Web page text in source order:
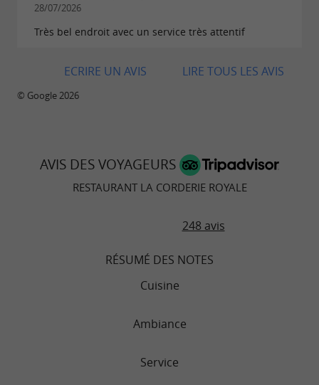
28/07/2026
Très bel endroit avec un service très attentif
LIRE TOUS LES AVIS
ECRIRE UN AVIS
© Google 2026
AVIS DES VOYAGEURS
RESTAURANT LA CORDERIE ROYALE
248 avis
RÉSUMÉ DES NOTES
Cuisine
Ambiance
Service